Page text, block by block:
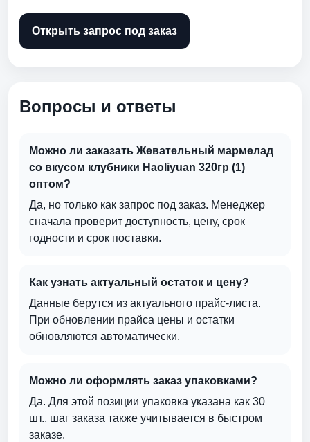
Открыть запрос под заказ
Вопросы и ответы
Можно ли заказать Жевательный мармелад
со вкусом клубники Haoliyuan 320гр (1)
оптом?
Да, но только как запрос под заказ. Менеджер
сначала проверит доступность, цену, срок
годности и срок поставки.
Как узнать актуальный остаток и цену?
Данные берутся из актуального прайс-листа.
При обновлении прайса цены и остатки
обновляются автоматически.
Можно ли оформлять заказ упаковками?
Да. Для этой позиции упаковка указана как 30
шт., шаг заказа также учитывается в быстром
заказе.